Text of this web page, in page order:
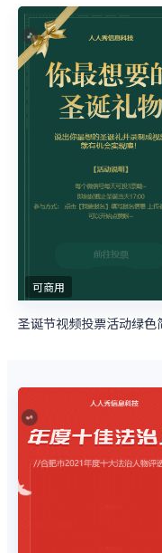
可商用